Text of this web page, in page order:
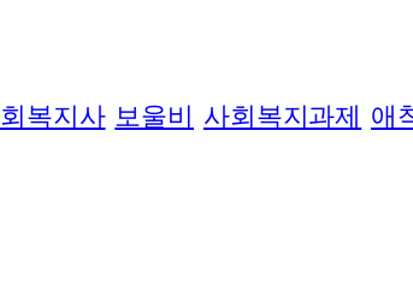
복지사 보울비 사회복지과제 애